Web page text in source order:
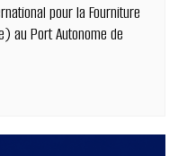
pour la Fourniture
au Port Autonome de